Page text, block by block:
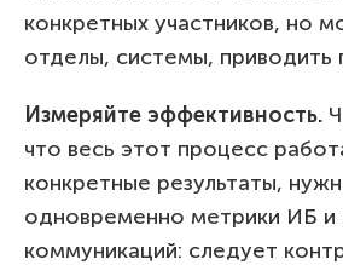
конкретных участников, но
отделы, системы, приводить
Измеряйте эффективность.
что весь этот процесс
конкретные результаты,
одновременно метрики ИБ и
коммуникаций: следует